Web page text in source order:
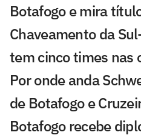
Botafogo e mira
Chaveamento da
tem cinco times nas
Por onde anda
de Botafogo e
Botafogo recebe